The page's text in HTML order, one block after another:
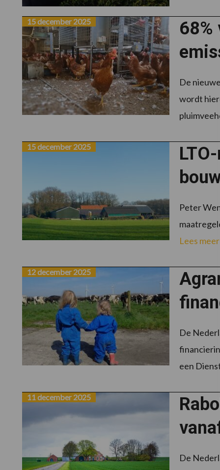
68%
15 december 2025
De
wordt
15 december 2025
Peter
Lees meer
12 december 2025
De
een Dienst
11 december 2025
De